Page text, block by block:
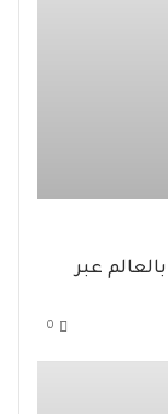
عبر
0